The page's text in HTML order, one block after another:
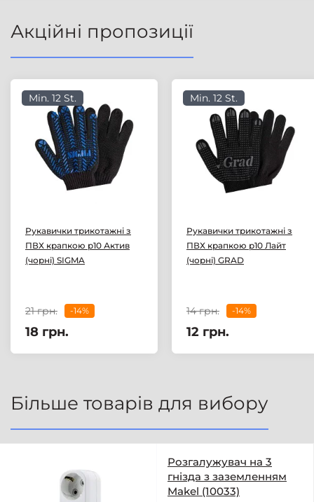
Акційні пропозиції
Min. 12 St.
Рукавички трикотажні з
ПВХ крапкою р10 Актив
(чорні) SIGMA
21 грн. -14%
18 грн.
Min. 12 St.
Рукавички трикотажні з
ПВХ крапкою р10 Лайт
(чорні) GRAD
14 грн. -14%
12 грн.
Більше товарів для вибору
Розгалужувач на 3
гнізда з заземленням
Makel (10033)